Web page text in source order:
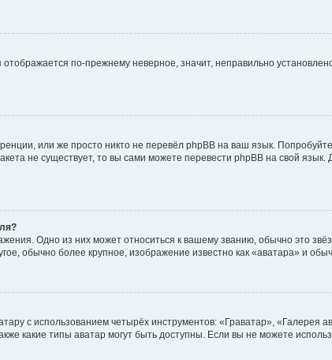
по-прежнему неверное, значит, неправильно
или же просто никто не перевёл phpBB на ваш язык.
не существует, то вы сами можете перевести phpBB на свой
Одно из них может относиться к вашему званию, обычно это
обычно более крупное, изображение известно как «аватара» и
с использованием четырёх инструментов: «Граватар», «Галерея
какие типы аватар могут быть доступны. Если вы не можете